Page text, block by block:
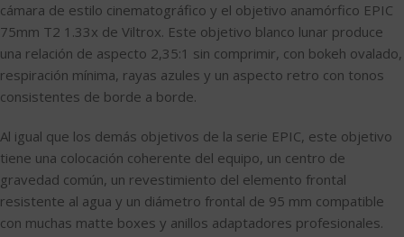
cámara de estilo cinematográfico y el objetivo anamórfico EPIC
75mm T2 1.33x de Viltrox. Este objetivo blanco lunar produce
una relación de aspecto 2,35:1 sin comprimir, con bokeh ovalado,
respiración mínima, rayas azules y un aspecto retro con tonos
consistentes de borde a borde.
Al igual que los demás objetivos de la serie EPIC, este objetivo
tiene una colocación coherente del equipo, un centro de
gravedad común, un revestimiento del elemento frontal
resistente al agua y un diámetro frontal de 95 mm compatible
con muchas matte boxes y anillos adaptadores profesionales.